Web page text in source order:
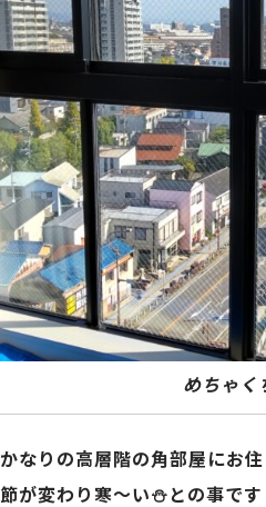
めちゃく
なりの高層階の角部屋にお
が変わり寒～い⛄️との事で